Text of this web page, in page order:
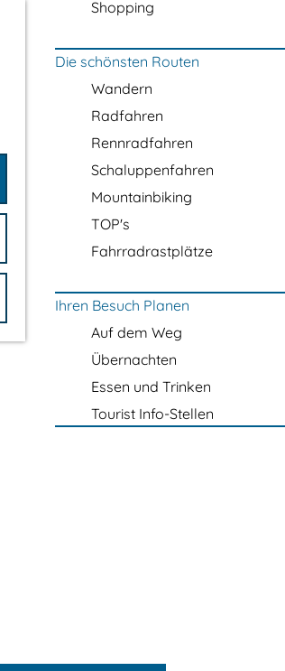
Shopping
Die schönsten Routen
Wandern
Radfahren
Rennradfahren
Schaluppenfahren
Mountainbiking
TOP's
Fahrradrastplätze
Ihren Besuch Planen
Auf dem Weg
Übernachten
Essen und Trinken
Tourist Info-Stellen